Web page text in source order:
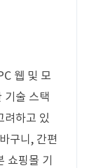
웹 및 모
기술 스택
려하고 있
구니, 간편
쇼핑몰 기